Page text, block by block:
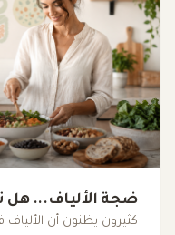
ضجة الألياف...
كثيرون يظنون أن